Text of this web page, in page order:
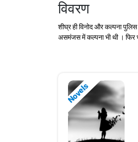
विवरण
शीघ्र ही विनोद और कल्पना
असमंजस में कल्पना भी थी । फिर
Novels